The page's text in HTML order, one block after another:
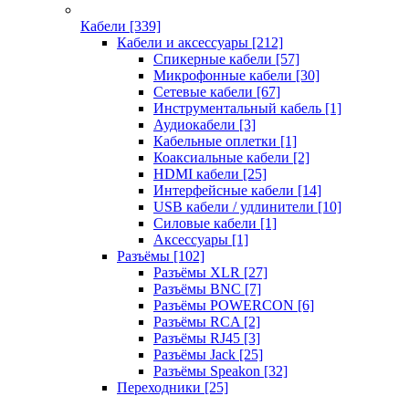
Кабели [339]
Кабели и аксессуары [212]
Спикерные кабели [57]
Микрофонные кабели [30]
Сетевые кабели [67]
Инструментальный кабель [1]
Аудиокабели [3]
Кабельные оплетки [1]
Коаксиальные кабели [2]
HDMI кабели [25]
Интерфейсные кабели [14]
USB кабели / удлинители [10]
Силовые кабели [1]
Аксессуары [1]
Разъёмы [102]
Разъёмы XLR [27]
Разъёмы BNC [7]
Разъёмы POWERCON [6]
Разъёмы RCA [2]
Разъёмы RJ45 [3]
Разъёмы Jack [25]
Разъёмы Speakon [32]
Переходники [25]